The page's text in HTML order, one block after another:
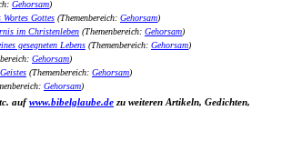
Gehorsam)
Gottes (Themenbereich: Gehorsam)
im Christenleben (Themenbereich: Gehorsam)
gesegneten Lebens (Themenbereich: Gehorsam)
Gehorsam)
(Themenbereich: Gehorsam)
Gehorsam)
aufwww.bibelglaube.de zu weiteren Artikeln, Gedichten,